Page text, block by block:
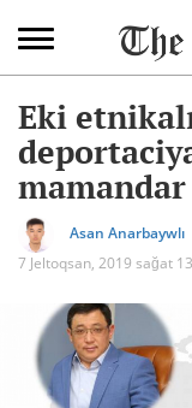
Eki
Asan Anarbaywlı
7 Jeltoqsan, 2019 sağat